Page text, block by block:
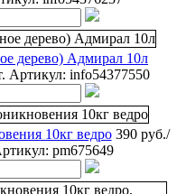
дерево) Адмирал 10л
Артикул: info54377550
10кг ведро 390 руб./
pm675649